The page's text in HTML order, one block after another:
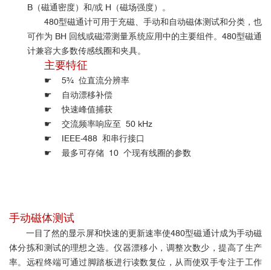
B（磁通密度）和/或 H（磁场强度）。
480型磁通计可用于充磁、手动和自动磁体测试和分类，也
可作为 BH 回线或磁滞测量系统应用中的主要组件。480型磁通
计兼容大多数传感线圈和夹具。
主要特征
☛ 5¾ 位直流分辨率
☛ 自动漂移补偿
☛ 快速峰值捕获
☛ 交流频率响应至 50 kHz
☛ IEEE-488 和串行接口
☛ 最多可存储 10 个现有线圈的参数
手动磁体测试
一目了然的显示屏和快速的更新速率使480型磁通计成为手动磁
体分拣和测试的理想之选。仪器漂移小，调整次数少，提高了生产
率。远程终端可通过脚踏板进行读数复位，从而使双手专注于工作